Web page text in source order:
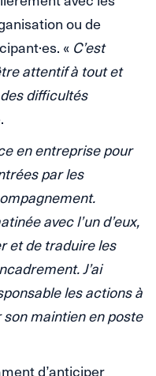
ou de
« C’est
attentif à tout et
difficultés
en entreprise pour
par les
avec l’un d’eux,
et de traduire les
J’ai
les actions à
maintien en poste
d’anticiper